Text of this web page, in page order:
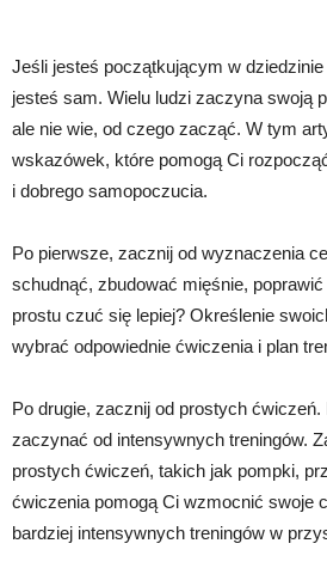
Jeśli jesteś początkującym w
jesteś sam. Wielu ludzi zaczyna swoją
ale nie wie, od czego zacząć. W tym
wskazówek, które pomogą Ci
i dobrego samopoczucia.
Po pierwsze, zacznij od wyznaczenia
schudnąć, zbudować mięśnie,
prostu czuć się lepiej? Określenie
wybrać odpowiednie ćwiczenia i plan
Po drugie, zacznij od prostych
zaczynać od intensywnych treningów.
prostych ćwiczeń, takich jak pompki,
ćwiczenia pomogą Ci wzmocnić swoje
bardziej intensywnych treningów w